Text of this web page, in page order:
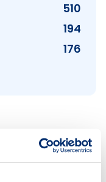
510
194
176